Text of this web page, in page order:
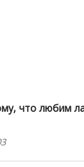
что любим